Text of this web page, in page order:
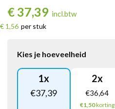
€ 37,39 incl.btw
€ 1,56 per stuk
Kies je hoeveelheid
1x
€37,39
2x
€36,64
€1,50korting